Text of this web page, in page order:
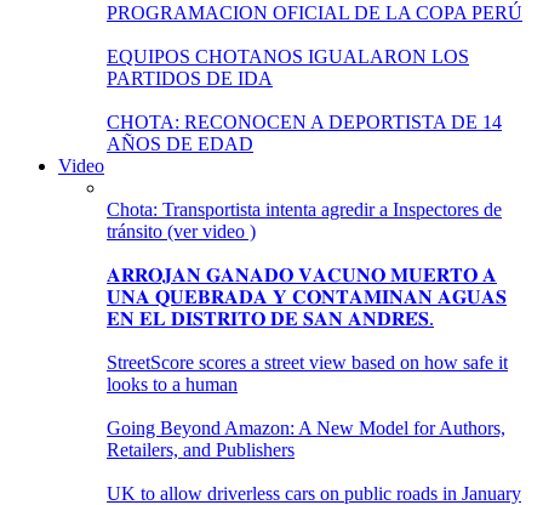
PROGRAMACION OFICIAL DE LA COPA PERÚ
EQUIPOS CHOTANOS IGUALARON LOS
PARTIDOS DE IDA
CHOTA: RECONOCEN A DEPORTISTA DE 14
AÑOS DE EDAD
Video
Chota: Transportista intenta agredir a Inspectores de
tránsito (ver video )
𝐀𝐑𝐑𝐎𝐉𝐀𝐍 𝐆𝐀𝐍𝐀𝐃𝐎 𝐕𝐀𝐂𝐔𝐍𝐎 𝐌𝐔𝐄𝐑𝐓𝐎 𝐀
𝐔𝐍𝐀 𝐐𝐔𝐄𝐁𝐑𝐀𝐃𝐀 𝐘 𝐂𝐎𝐍𝐓𝐀𝐌𝐈𝐍𝐀𝐍 𝐀𝐆𝐔𝐀𝐒
𝐄𝐍 𝐄𝐋 𝐃𝐈𝐒𝐓𝐑𝐈𝐓𝐎 𝐃𝐄 𝐒𝐀𝐍 𝐀𝐍𝐃𝐑𝐄́𝐒.
StreetScore scores a street view based on how safe it
looks to a human
Going Beyond Amazon: A New Model for Authors,
Retailers, and Publishers
UK to allow driverless cars on public roads in January